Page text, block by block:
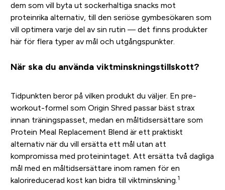
dem som vill byta ut sockerhaltiga snacks mot
proteinrika alternativ, till den seriöse gymbesökaren som
vill optimera varje del av sin rutin — det finns produkter
här för flera typer av mål och utgångspunkter.
När ska du använda viktminskningstillskott?
Tidpunkten beror på vilken produkt du väljer. En pre-
workout-formel som Origin Shred passar bäst strax
innan träningspasset, medan en måltidsersättare som
Protein Meal Replacement Blend är ett praktiskt
alternativ när du vill ersätta ett mål utan att
kompromissa med proteinintaget. Att ersätta två dagliga
mål med en måltidsersättare inom ramen för en
kalorireducerad kost kan bidra till viktminskning. 1